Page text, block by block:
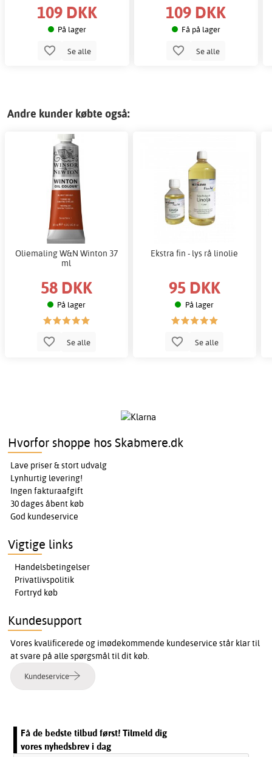
109 DKK
På lager
Se alle
109 DKK
Få på lager
Se alle
Andre kunder købte også:
Oliemaling W&N Winton 37
ml
58 DKK
På lager
Se alle
Ekstra fin - lys rå linolie
95 DKK
På lager
Se alle
Hvorfor shoppe hos Skabmere.dk
Lave priser & stort udvalg
Lynhurtig levering!
Ingen fakturaafgift
30 dages åbent køb
God kundeservice
Vigtige links
Handelsbetingelser
Privatlivspolitik
Fortryd køb
Kundesupport
Vores kvalificerede og imødekommende kundeservice står klar til
at svare på alle spørgsmål til dit køb.
Kundeservice
Få de bedste tilbud først! Tilmeld dig
vores nyhedsbrev i dag